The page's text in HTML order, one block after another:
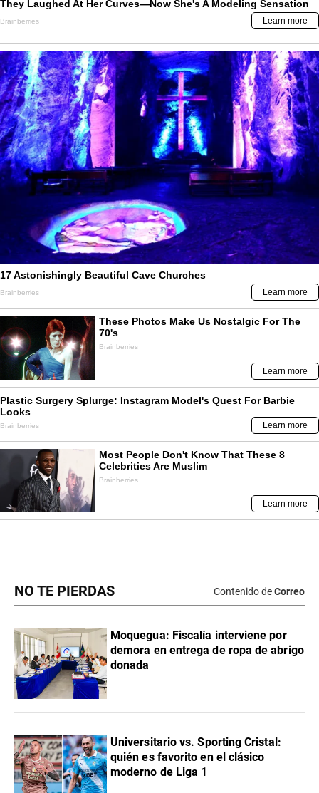
NO TE PIERDAS Contenido deCorreo
Moquegua: Fiscalía interviene por
demora en entrega de ropa de abrigo
donada
Universitario vs. Sporting Cristal:
quién es favorito en el clásico
moderno de Liga 1